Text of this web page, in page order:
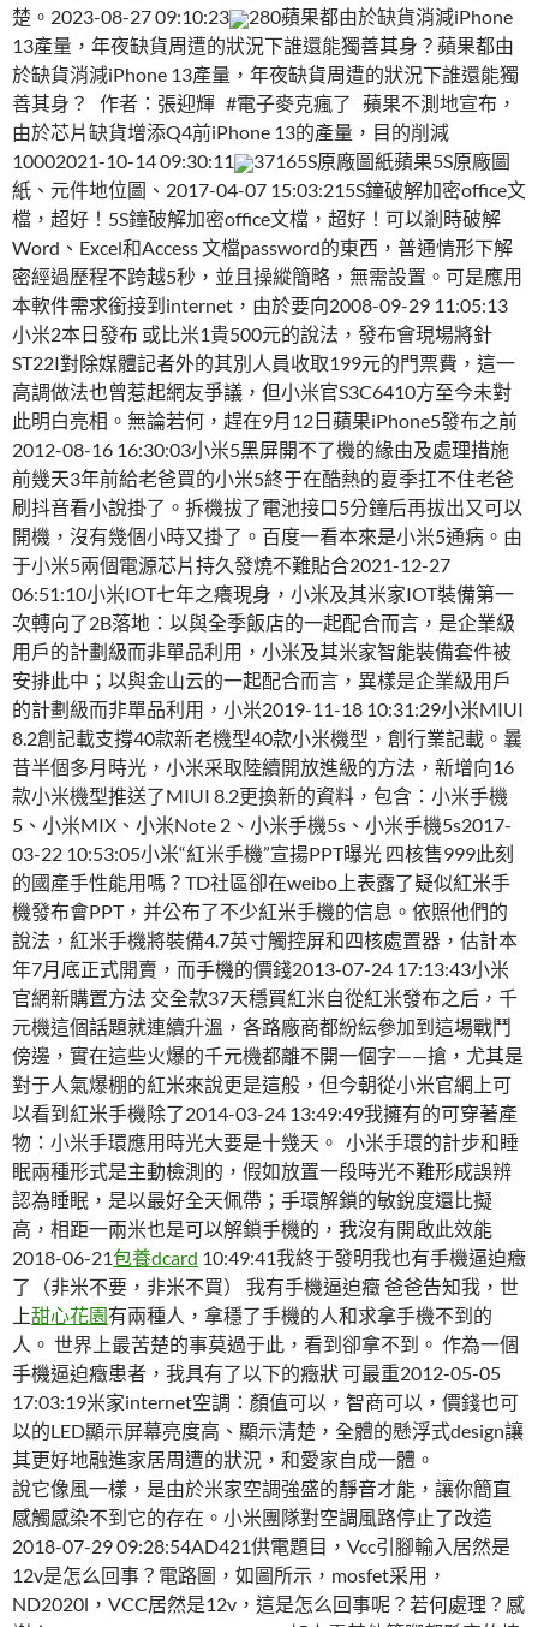
楚。2023-08-27 09:10:23
280蘋果都由於缺貨消減iPhone
13產量，年夜缺貨周遭的狀況下誰還能獨善其身？蘋果都由
於缺貨消減iPhone 13產量，年夜缺貨周遭的狀況下誰還能獨
善其身？ 作者：張迎輝 #電子麥克瘋了 蘋果不測地宣布，
由於芯片缺貨增添Q4前iPhone 13的產量，目的削減
10002021-10-14 09:30:11
37165S原廠圖紙蘋果5S原廠圖
紙、元件地位圖、2017-04-07 15:03:215S鐘破解加密office文
檔，超好！5S鐘破解加密office文檔，超好！可以剎時破解
Word、Excel和Access 文檔password的東西，普通情形下解
密經過歷程不跨越5秒，並且操縱簡略，無需設置。可是應用
本軟件需求銜接到internet，由於要向2008-09-29 11:05:13
小米2本日發布 或比米1貴500元的說法，發布會現場將針
ST22I對除媒體記者外的其別人員收取199元的門票費，這一
高調做法也曾惹起網友爭議，但小米官S3C6410方至今未對
此明白亮相。無論若何，趕在9月12日蘋果iPhone5發布之前
2012-08-16 16:30:03小米5黑屏開不了機的緣由及處理措施
前幾天3年前給老爸買的小米5終于在酷熱的夏季扛不住老爸
刷抖音看小說掛了。拆機拔了電池接口5分鐘后再拔出又可以
開機，沒有幾個小時又掛了。百度一看本來是小米5通病。由
于小米5兩個電源芯片持久發燒不難貼合2021-12-27
06:51:10小米IOT七年之癢現身，小米及其米家IOT裝備第一
次轉向了2B落地：以與全季飯店的一起配合而言，是企業級
用戶的計劃級而非單品利用，小米及其米家智能裝備套件被
安排此中；以與金山云的一起配合而言，異樣是企業級用戶
的計劃級而非單品利用，小米2019-11-18 10:31:29小米MIUI
8.2創記載支撐40款新老機型40款小米機型，創行業記載。曩
昔半個多月時光，小米采取陸續開放進級的方法，新增向16
款小米機型推送了MIUI 8.2更換新的資料，包含：小米手機
5、小米MIX、小米Note 2、小米手機5s、小米手機5s2017-
03-22 10:53:05小米“紅米手機”宣揚PPT曝光 四核售999此刻
的國產手性能用嗎？TD社區卻在weibo上表露了疑似紅米手
機發布會PPT，并公布了不少紅米手機的信息。依照他們的
說法，紅米手機將裝備4.7英寸觸控屏和四核處置器，估計本
年7月底正式開賣，而手機的價錢2013-07-24 17:13:43小米
官網新購置方法 交全款37天穩買紅米自從紅米發布之后，千
元機這個話題就連續升溫，各路廠商都紛紜參加到這場戰鬥
傍邊，實在這些火爆的千元機都離不開一個字——搶，尤其是
對于人氣爆棚的紅米來說更是這般，但今朝從小米官網上可
以看到紅米手機除了2014-03-24 13:49:49我擁有的可穿著產
物：小米手環應用時光大要是十幾天。 小米手環的計步和睡
眠兩種形式是主動檢測的，假如放置一段時光不難形成誤辨
認為睡眠，是以最好全天佩帶；手環解鎖的敏銳度還比擬
高，相距一兩米也是可以解鎖手機的，我沒有開啟此效能
2018-06-21包養dcard 10:49:41我終于發明我也有手機逼迫癥
了（非米不要，非米不買） 我有手機逼迫癥 爸爸告知我，世
上甜心花園有兩種人，拿穩了手機的人和求拿手機不到的
人。 世界上最苦楚的事莫過于此，看到卻拿不到。 作為一個
手機逼迫癥患者，我具有了以下的癥狀 可最重2012-05-05
17:03:19米家internet空調：顏值可以，智商可以，價錢也可
以的LED顯示屏幕亮度高、顯示清楚，全體的懸浮式design讓
其更好地融進家居周遭的狀況，和愛家自成一體。
說它像風一樣，是由於米家空調強盛的靜音才能，讓你簡直
感觸感染不到它的存在。小米團隊對空調風路停止了改造
2018-07-29 09:28:54AD421供電題目，Vcc引腳輸入居然是
12v是怎么回事？電路圖，如圖所示，mosfet采用，
ND2020l，VCC居然是12v，這是怎么回事呢？若何處理？感